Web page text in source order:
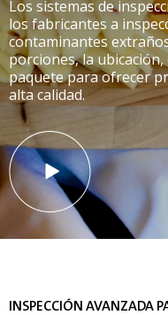
Los sistemas de
los fabricantes a
contaminantes
porciones, la
paquete para ofrecer
alta calidad.
INSPECCIÓN AVANZADA